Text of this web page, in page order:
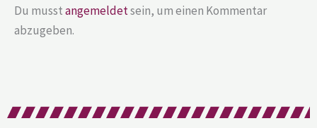
Du musstangemeldetsein, um einen Kommentar
abzugeben.